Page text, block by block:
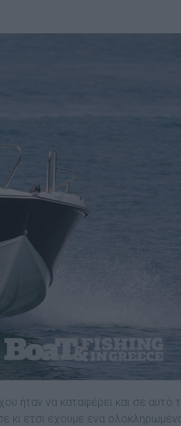
ήταν να καταφέρει και σε αυτό
κι έτσι έχουµε ένα